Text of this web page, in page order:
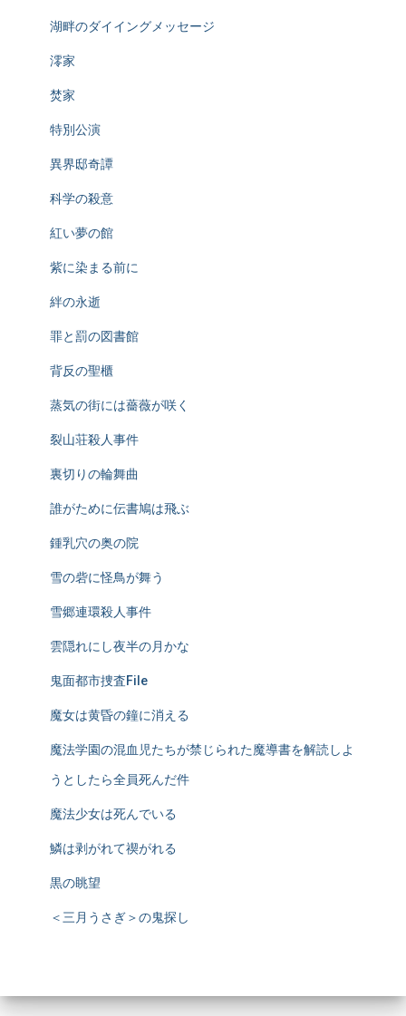
湖畔のダイイングメッセージ
澪家
焚家
特別公演
異界邸奇譚
科学の殺意
紅い夢の館
紫に染まる前に
絆の永逝
罪と罰の図書館
背反の聖櫃
蒸気の街には薔薇が咲く
裂山荘殺人事件
裏切りの輪舞曲
誰がために伝書鳩は飛ぶ
鍾乳穴の奥の院
雪の砦に怪鳥が舞う
雪郷連環殺人事件
雲隠れにし夜半の月かな
鬼面都市捜査File
魔女は黄昏の鐘に消える
魔法学園の混血児たちが禁じられた魔導書を解読しよ
うとしたら全員死んだ件
魔法少女は死んでいる
鱗は剥がれて禊がれる
黒の眺望
＜三月うさぎ＞の鬼探し